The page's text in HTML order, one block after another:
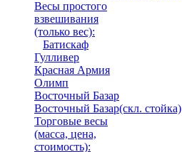
Весы простого
взвешивания
(только вес):
Батискаф
Гулливер
Красная Армия
Олимп
Восточный Базар
Восточный Базар(скл. стойка)
Торговые весы
(масса, цена,
стоимость):